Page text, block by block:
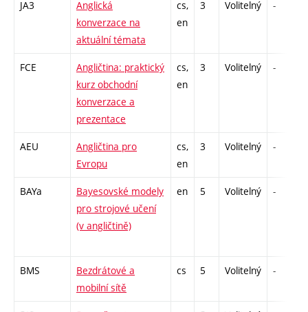
JA3
Anglická
konverzace na
aktuální témata
cs,
en
3 Volitelný -
FCE
Angličtina: praktický
kurz obchodní
konverzace a
prezentace
cs,
en
3 Volitelný -
AEU
Angličtina pro
Evropu
cs,
en
3 Volitelný -
BAYa
Bayesovské modely
pro strojové učení
(v angličtině)
en 5 Volitelný -
BMS
Bezdrátové a
mobilní sítě
cs 5 Volitelný -